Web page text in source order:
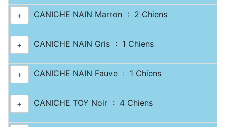
+ CANICHE NAIN Marron : 2 Chiens
+ CANICHE NAIN Gris : 1 Chiens
+ CANICHE NAIN Fauve : 1 Chiens
+ CANICHE TOY Noir : 4 Chiens